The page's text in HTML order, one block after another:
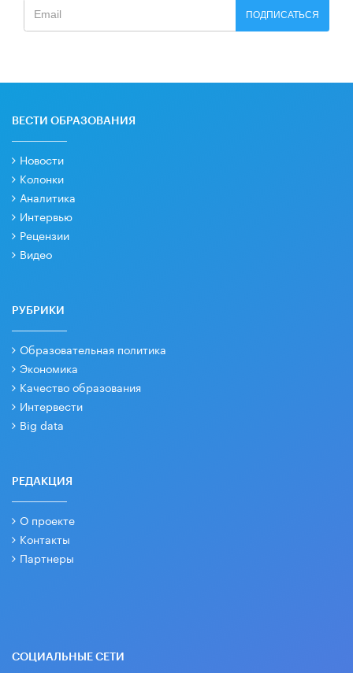
ПОДПИСАТЬСЯ
ВЕСТИ ОБРАЗОВАНИЯ
Новости
Колонки
Аналитика
Интервью
Рецензии
Видео
РУБРИКИ
Образовательная политика
Экономика
Качество образования
Интервести
Big data
РЕДАКЦИЯ
О проекте
Контакты
Партнеры
СОЦИАЛЬНЫЕ СЕТИ